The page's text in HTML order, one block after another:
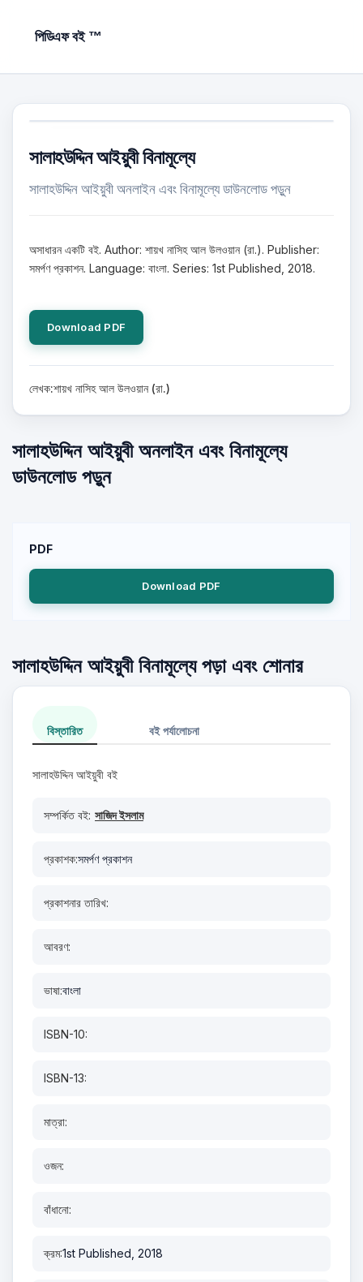
পিডিএফ বই ™
সালাহউদ্দিন আইয়ুবী বিনামূল্যে
সালাহউদ্দিন আইয়ুবী অনলাইন এবং বিনামূল্যে ডাউনলোড পড়ুন
অসাধারন একটি বই. Author: শায়খ নাসিহ আল উলওয়ান (রা.). Publisher:
সমর্পণ প্রকাশন. Language: বাংলা. Series: 1st Published, 2018.
Download PDF
লেখক:শায়খ নাসিহ আল উলওয়ান (রা.)
সালাহউদ্দিন আইয়ুবী অনলাইন এবং বিনামূল্যে
ডাউনলোড পড়ুন
PDF
Download PDF
সালাহউদ্দিন আইয়ুবী বিনামূল্যে পড়া এবং শোনার
বিস্তারিত বই পর্যালোচনা
সালাহউদ্দিন আইয়ুবী বই
সম্পর্কিত বই: সাজিদ ইসলাম
প্রকাশক:সমর্পণ প্রকাশন
প্রকাশনার তারিখ:
আবরণ:
ভাষা:বাংলা
ISBN-10:
ISBN-13:
মাত্রা:
ওজন:
বাঁধানো:
ক্রম:1st Published, 2018